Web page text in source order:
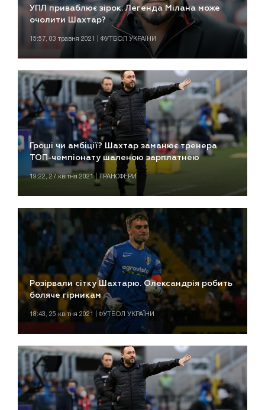
УПЛ приваблює зірок. Легенда Мілана може
очолити Шахтар?
15:57, 03 травня 2021 | ФУТБОЛ УКРАЇНИ
Гроші чи амбіції? Шахтар заманює тренера
ТОП-чемпіонату шаленою зарплатнею
19:22, 27 квітня 2021 | ТРАНСФЕРИ
Розірвали сітку Шахтарю. Олександрія робить
боляче гірникам
18:43, 25 квітня 2021 | ФУТБОЛ УКРАЇНИ